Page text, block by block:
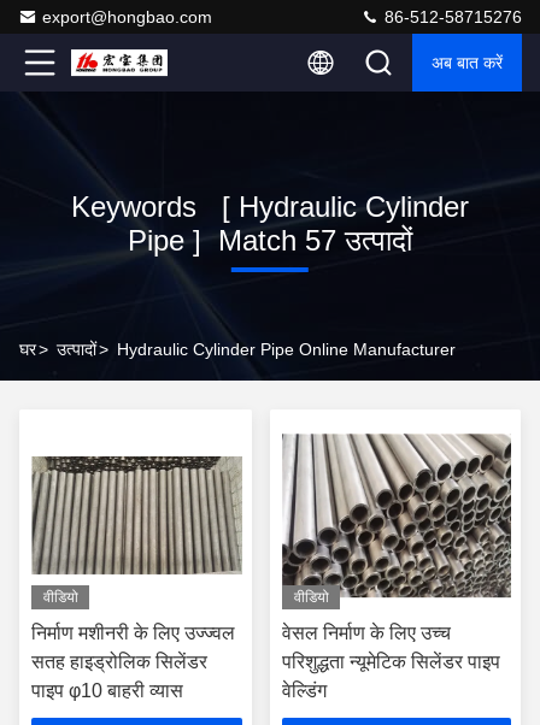
export@hongbao.com 86-512-58715276
अब बात करें
Keywords [ Hydraulic Cylinder
Pipe ] Match 57 उत्पादों
घर> उत्पादों> Hydraulic Cylinder Pipe Online Manufacturer
वीडियो
निर्माण मशीनरी के लिए उज्ज्वल
सतह हाइड्रोलिक सिलेंडर
पाइप φ10 बाहरी व्यास
वीडियो
वेसल निर्माण के लिए उच्च
परिशुद्धता न्यूमेटिक सिलेंडर पाइप
वेल्डिंग